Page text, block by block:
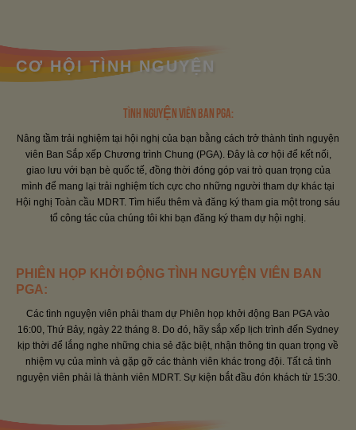
CƠ HỘI TÌNH NGUYỆN
TÌNH NGUYỆN VIÊN BAN PGA:
Nâng tầm trải nghiệm tại hội nghị của bạn bằng cách trở thành tình nguyện
viên Ban Sắp xếp Chương trình Chung (PGA). Đây là cơ hội để kết nối,
giao lưu với bạn bè quốc tế, đồng thời đóng góp vai trò quan trọng của
mình để mang lại trải nghiệm tích cực cho những người tham dự khác tại
Hội nghị Toàn cầu MDRT. Tìm hiểu thêm và đăng ký tham gia một trong sáu
tổ công tác của chúng tôi khi bạn đăng ký tham dự hội nghị.
PHIÊN HỌP KHỞI ĐỘNG TÌNH NGUYỆN VIÊN BAN
PGA:
Các tình nguyện viên phải tham dự Phiên họp khởi động Ban PGA vào
16:00, Thứ Bảy, ngày 22 tháng 8. Do đó, hãy sắp xếp lịch trình đến Sydney
kịp thời để lắng nghe những chia sẻ đặc biệt, nhận thông tin quan trọng về
nhiệm vụ của mình và gặp gỡ các thành viên khác trong đội. Tất cả tình
nguyện viên phải là thành viên MDRT. Sự kiện bắt đầu đón khách từ 15:30.